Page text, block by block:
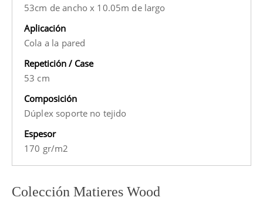
53cm de ancho x 10.05m de largo
Aplicación
Cola a la pared
Repetición / Case
53 cm
Composición
Dúplex soporte no tejido
Espesor
170 gr/m2
Colección Matieres Wood